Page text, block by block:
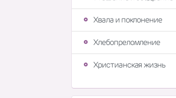
Хвала и поклонение
Хлебопреломление
Христианская жизнь